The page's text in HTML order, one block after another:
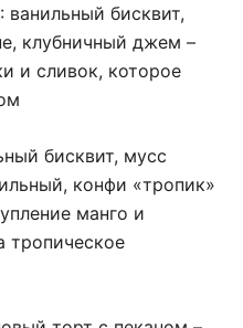
бисквит,
клубничный джем –
и сливок, которое
бисквит, мусс
конфи «тропик»
манго и
тропическое